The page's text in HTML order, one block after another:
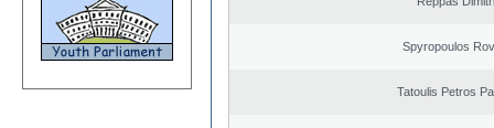
Spyropoulos
Tatoulis Petros